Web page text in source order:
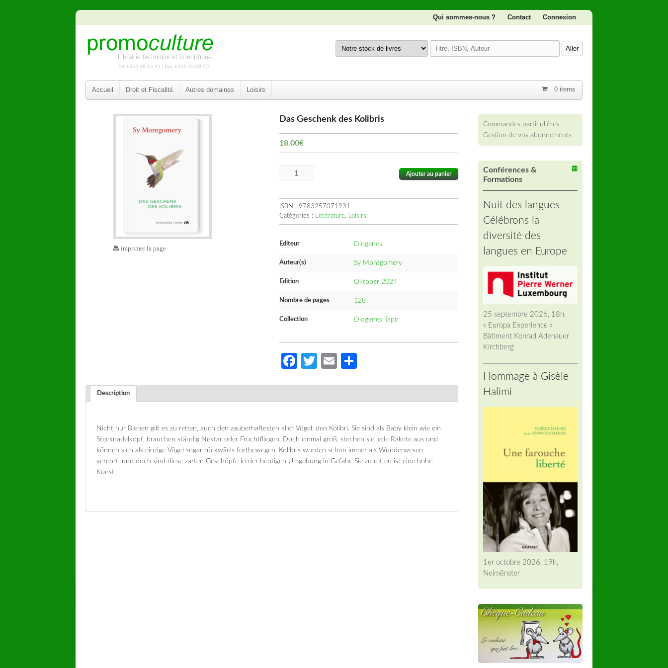
Qui sommes-nous ? Contact Connexion
Librairie technique et scientifique.
Tel. +352 48 06 91 | Fax. +352 40 09 50
0 items
Accueil Droit et Fiscalité Autres domaines Loisirs
imprimer la page
Das Geschenk des Kolibris
18.00€
Ajouter au panier
ISBN : 9783257071931.
Catégories : Littérature, Loisirs.
Editeur Diogenes
Auteur(s) Sy Montgomery
Edition Oktober 2024
Nombre de pages 128
Collection Diogenes Tapir
Facebook
Twitter
Email
Description
Nicht nur Bienen gilt es zu retten, auch den zauberhaftesten aller Vögel: den Kolibri. Sie sind als Baby klein wie ein
Stecknadelkopf, brauchen ständig Nektar oder Fruchtfliegen. Doch einmal groß, stechen sie jede Rakete aus und
können sich als einzige Vögel sogar rückwärts fortbewegen. Kolibris wurden schon immer als Wunderwesen
verehrt, und doch sind diese zarten Geschöpfe in der heutigen Umgebung in Gefahr. Sie zu retten ist eine hohe
Kunst.
Commandes particulières
Gestion de vos abonnements
Conférences &
Formations
Nuit des langues –
Célébrons la
diversité des
langues en Europe
25 septembre 2026, 18h,
« Europa Experience »
Bâtiment Konrad Adenauer
Kirchberg
Hommage à Gisèle
Halimi
1er octobre 2026, 19h,
Neimënster